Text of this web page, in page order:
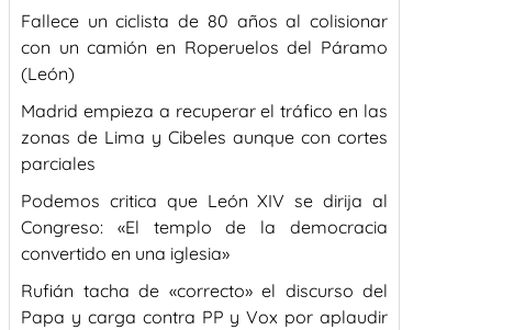
Fallece un ciclista de 80 años al colisionar
con un camión en Roperuelos del Páramo
(León)
Madrid empieza a recuperar el tráfico en las
zonas de Lima y Cibeles aunque con cortes
parciales
Podemos critica que León XIV se dirija al
Congreso: «El templo de la democracia
convertido en una iglesia»
Rufián tacha de «correcto» el discurso del
Papa y carga contra PP y Vox por aplaudir